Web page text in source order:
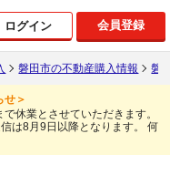
ログイン 会員登録
磐田市の不動産購入情報 磐
せ＞
休業とさせていただきます。
は8月9日以降となります。
何